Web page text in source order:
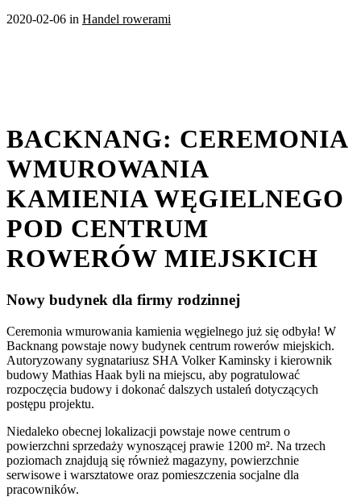
2020-02-06 in Handel rowerami
BACKNANG: CEREMONIA
WMUROWANIA
KAMIENIA WĘGIELNEGO
POD CENTRUM
ROWERÓW MIEJSKICH
Nowy budynek dla firmy rodzinnej
Ceremonia wmurowania kamienia węgielnego już się odbyła! W
Backnang powstaje nowy budynek centrum rowerów miejskich.
Autoryzowany sygnatariusz SHA Volker Kaminsky i kierownik
budowy Mathias Haak byli na miejscu, aby pogratulować
rozpoczęcia budowy i dokonać dalszych ustaleń dotyczących
postępu projektu.
Niedaleko obecnej lokalizacji powstaje nowe centrum o
powierzchni sprzedaży wynoszącej prawie 1200 m². Na trzech
poziomach znajdują się również magazyny, powierzchnie
serwisowe i warsztatowe oraz pomieszczenia socjalne dla
pracowników.